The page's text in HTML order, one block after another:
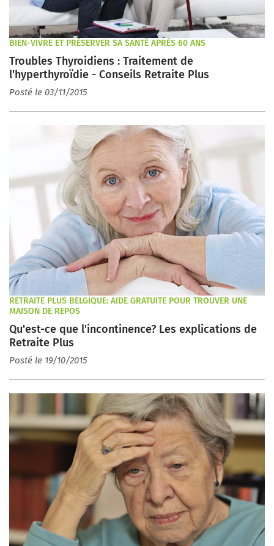
BIEN-VIVRE ET PRÉSERVER SA SANTÉ APRÈS 60 ANS
Troubles Thyroidiens : Traitement de
l'hyperthyroïdie - Conseils Retraite Plus
Posté le 03/11/2015
RETRAITE PLUS BELGIQUE: AIDE GRATUITE POUR TROUVER UNE
MAISON DE REPOS
Qu'est-ce que l'incontinence? Les explications de
Retraite Plus
Posté le 19/10/2015